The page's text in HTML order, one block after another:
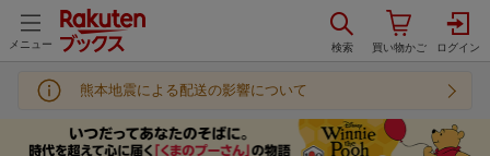
メニュー
熊本地震による配送の影響について